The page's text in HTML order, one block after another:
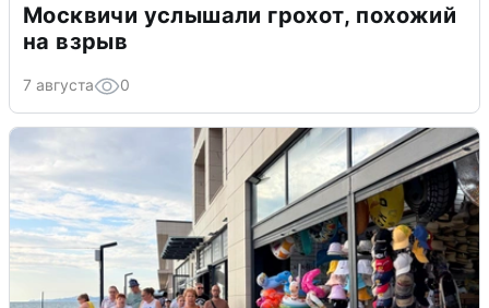
Москвичи услышали грохот, похожий
на взрыв
7 августа 0